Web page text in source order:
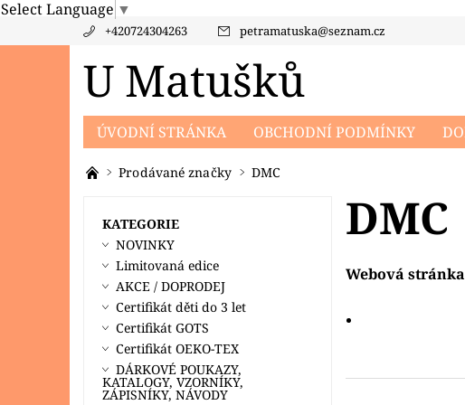
Select Language ▼
+420724304263 petramatuska@seznam.cz
U Matušků
ÚVODNÍ STRÁNKA OBCHODNÍ PODMÍNKY
PRODÁVANÉ ZNAČKY
KONTAKTY
Prodávané značky DMC
DMC
Webová
KATEGORIE
NOVINKY
Limitovaná edice
AKCE / DOPRODEJ
Certifikát děti do 3 let
Certifikát GOTS
Certifikát OEKO-TEX
DÁRKOVÉ POUKAZY,
KATALOGY, VZORNÍKY,
ZÁPISNÍKY, NÁVODY